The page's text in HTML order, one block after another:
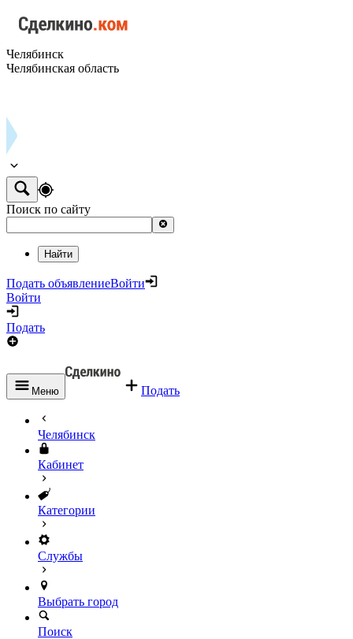
Челябинск
Челябинская область
Поиск по сайту
Найти
Подать объявлениеВойти
Войти
Подать
Меню Подать
Челябинск
Кабинет
Категории
Службы
Выбрать город
Поиск